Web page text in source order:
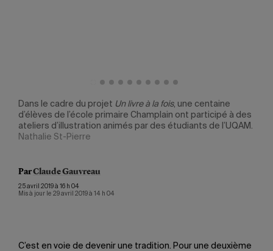
Dans le cadre du projet Un livre à la fois, une centaine
d’élèves de l’école primaire Champlain ont participé à des
ateliers d’illustration animés par des étudiants de l’UQAM.
Nathalie St-Pierre
ParClaude Gauvreau
25 avril 2019 à 16 h 04
Mis à jour le 29 avril 2019 à 14 h 04
C’est en voie de devenir une tradition. Pour une deuxième